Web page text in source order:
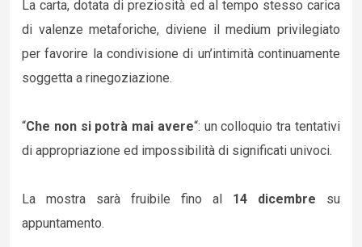
La carta, dotata di preziosità ed al tempo stesso carica
di valenze metaforiche, diviene il medium privilegiato
per favorire la condivisione di un’intimità continuamente
soggetta a rinegoziazione.
“Che non si potrà mai avere“: un colloquio tra tentativi
di appropriazione ed impossibilità di significati univoci.
La mostra sarà fruibile fino al 14 dicembre su
appuntamento.